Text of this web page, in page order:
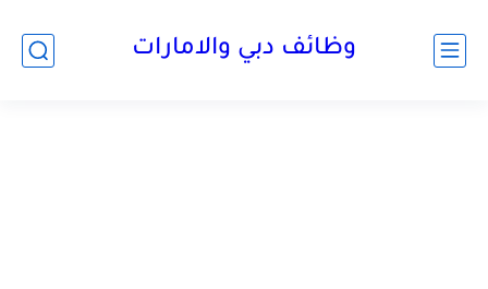
وظائف دبي والامارات